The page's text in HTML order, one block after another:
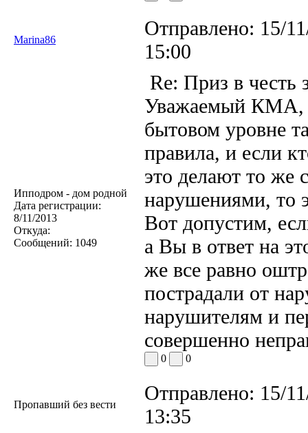
Marina86
Отправлено: 15/
15:00
Ипподром - дом родной
Дата регистрации:
8/11/2013
Откуда:
Сообщений: 1049
Re: Приз в честь
Уважаемый КМА,
бытовом уровне
правила, и если
это делают то же
нарушениями, то
Вот допустим,
а Вы в ответ на
же все равно
пострадали от
нарушителям и
совершенно
0 0
Пропавший без вести
Отправлено: 15/
13:35